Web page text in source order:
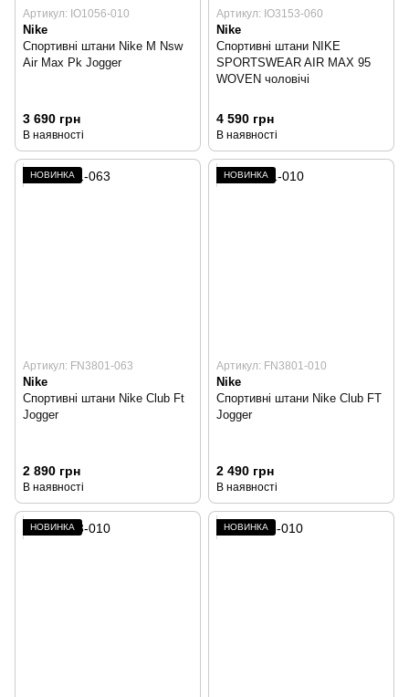
Артикул: IO1056-010
Nike
Спортивні штани Nike M Nsw
Air Max Pk Jogger
3 690 грн
В наявності
Артикул: IO3153-060
Nike
Спортивні штани NIKE
SPORTSWEAR AIR MAX 95
WOVEN чоловічі
4 590 грн
В наявності
НОВИНКА
Артикул: FN3801-063
Nike
Спортивні штани Nike Club Ft
Jogger
2 890 грн
В наявності
НОВИНКА
Артикул: FN3801-010
Nike
Спортивні штани Nike Club FT
Jogger
2 490 грн
В наявності
НОВИНКА НОВИНКА